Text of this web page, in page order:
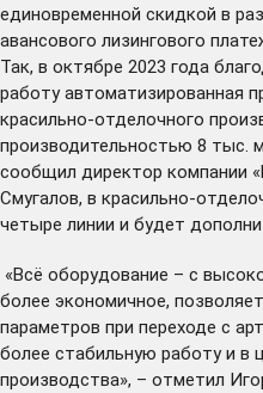
единовременной скидкой в
авансового лизингового
Так, в октябре 2023 года
работу автоматизированная
красильно-отделочного
производительностью 8 тыс.
сообщил директор компании
Смугалов, в красильно-
четыре линии и будет
«Всё оборудование – с
более экономичное,
параметров при переходе с
более стабильную работу и
производства», – отметил